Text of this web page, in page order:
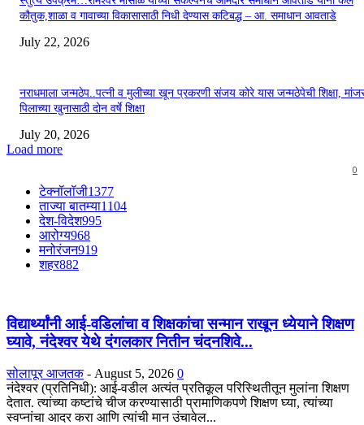
कौतुक,शाळा व गावाच्या विकासासाठी निधी देण्यास कटिबद्ध – आ. समाधान आवताडे
July 22, 2026
नराधमाला जन्मठेप..पत्नी व मुलीच्या खून प्रकरणी संजय कोरे यास जन्मठेपेची शिक्षा,
पिलाच्या खुनासाठी दोन वर्षे शिक्षा
July 20, 2026
Load more
0
टेक्नॉलॉजी1377
ताज्या बातम्या1104
देश-विदेश995
आरोग्य968
मनोरंजन919
शहर882
विद्यार्थ्यांनी आई-वडिलांचा व शिक्षकांचा सन्मान राखून ध्येयाने शिक्षण
घ्यावे, नंदेश्वर येथे दंगलकार नितीन चंदनशिवे...
सोलापूर आजतक - August 5, 2026 0
नंदेश्वर (प्रतिनिधी): आई-वडील अत्यंत प्रतिकूल परिस्थितीतून मुलांना शिक्षण
देतात. त्यांच्या कष्टांचे चीज करण्यासाठी प्रामाणिकपणे शिक्षण घ्या, त्यांच्या
स्वप्नांचा आदर करा आणि त्यांची मान उंचावेल...